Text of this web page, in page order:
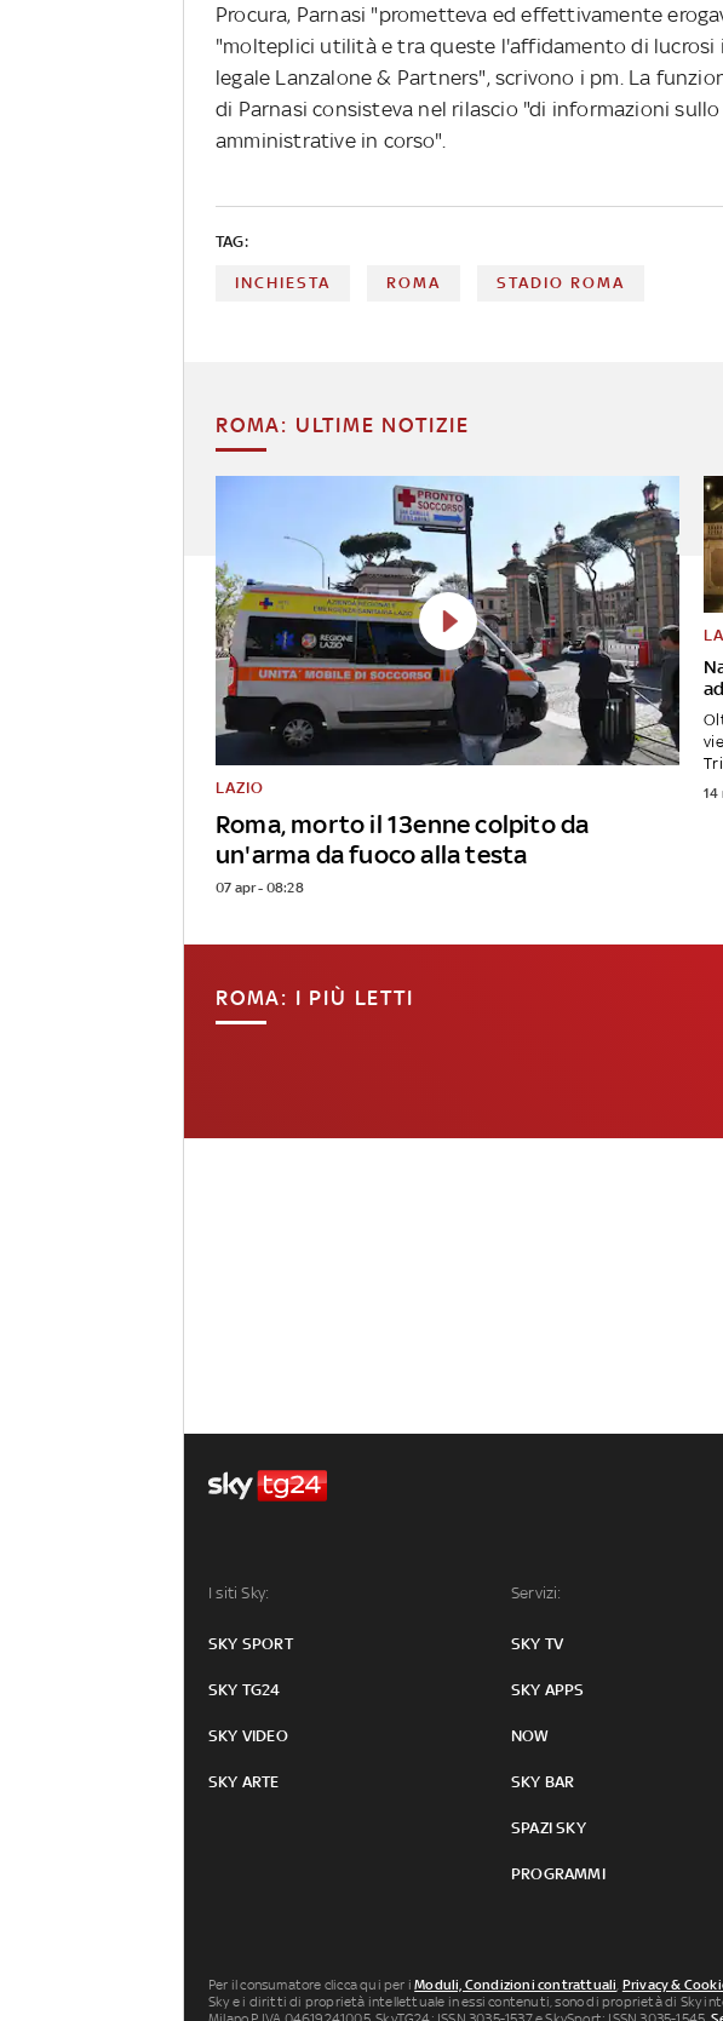
Procura, Parnasi "prometteva ed effettivamente
"molteplici utilità e tra queste l'affidamento di lucrosi
legale Lanzalone & Partners", scrivono i pm. La
di Parnasi consisteva nel rilascio "di informazioni
amministrative in corso".
TAG:
INCHIESTA ROMA STADIO ROMA
ROMA: ULTIME NOTIZIE
Roma, morto il 13enne colpito da
un'arma da fuoco alla testa
LAZIO
07 apr - 08:28
14
ROMA: I PIÙ LETTI
I siti Sky:
SKY SPORT
SKY TG24
SKY VIDEO
SKY ARTE
Servizi:
SKY TV
SKY APPS
NOW
SKY BAR
SPAZI SKY
PROGRAMMI
Per il consumatore clicca qui per iModuli, Condizioni contrattuali, Privacy &
Sky e i diritti di proprietà intellettuale in essi contenuti, sono di proprietà di Sky